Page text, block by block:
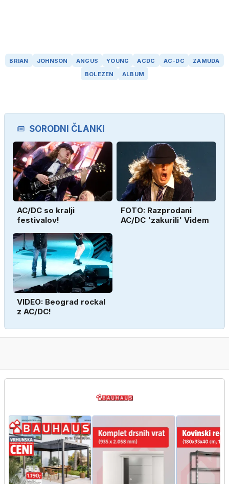
BRIAN JOHNSON ANGUS YOUNG ACDC AC-DC
ZAMUDA
BOLEZEN
ALBUM
SORODNI ČLANKI
AC/DC so kralji
festivalov!
FOTO: Razprodani
AC/DC 'zakurili' Videm
VIDEO: Beograd rockal
z AC/DC!